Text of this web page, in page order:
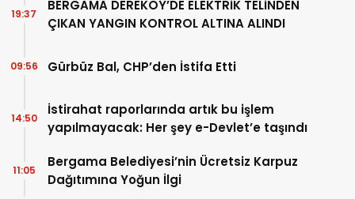
BERGAMA DEREKÖY’DE ELEKTRİK TELİNDEN
ÇIKAN YANGIN KONTROL ALTINA ALINDI
19:37
Gürbüz Bal, CHP’den İstifa Etti
09:56
İstirahat raporlarında artık bu işlem
yapılmayacak: Her şey e-Devlet’e taşındı
14:50
Bergama Belediyesi’nin Ücretsiz Karpuz
Dağıtımına Yoğun İlgi
11:05